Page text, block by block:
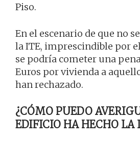
Piso.
En el escenario de que no
la ITE, imprescindible por
se podría cometer una
Euros por vivienda a
han rechazado.
¿CÓMO PUEDO
EDIFICIO HA HECHO LA